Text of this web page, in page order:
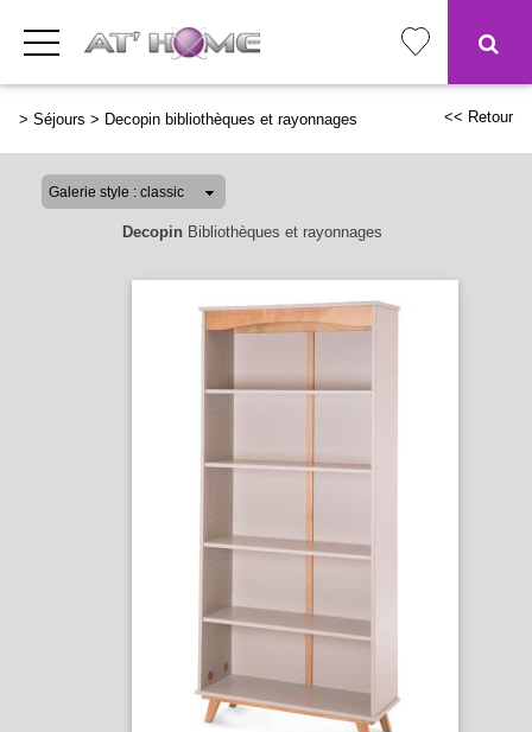
> Séjours > Decopin bibliothèques et rayonnages << Retour
Decopin Bibliothèques et rayonnages